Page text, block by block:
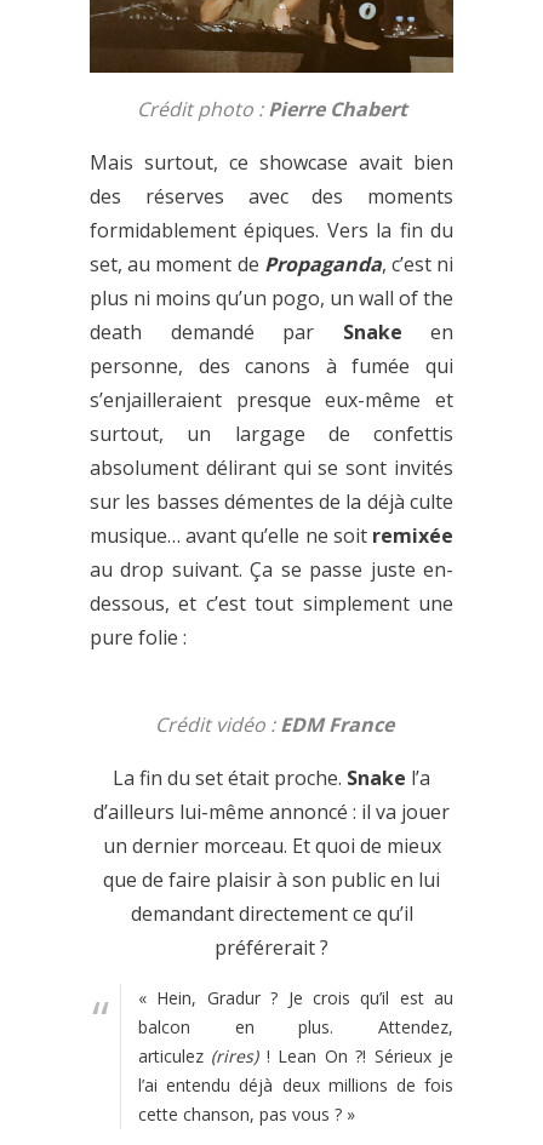
Crédit photo :Pierre Chabert
Mais surtout, ce showcase avait bien
des réserves avec des moments
formidablement épiques. Vers la fin du
set, au moment de Propaganda, c’est ni
plus ni moins qu’un pogo, un wall of the
death demandé par Snake en
personne, des canons à fumée qui
s’enjailleraient presque eux-même et
surtout, un largage de confettis
absolument délirant qui se sont invités
sur les basses démentes de la déjà culte
musique… avant qu’elle ne soit remixée
au drop suivant. Ça se passe juste en-
dessous, et c’est tout simplement une
pure folie :
Crédit vidéo :EDM France
La fin du set était proche. Snake l’a
d’ailleurs lui-même annoncé : il va jouer
un dernier morceau. Et quoi de mieux
que de faire plaisir à son public en lui
demandant directement ce qu’il
préférerait ?
« Hein, Gradur ? Je crois qu’il est au
balcon en plus. Attendez,
articulez (rires)! Lean On ?! Sérieux je
l’ai entendu déjà deux millions de fois
cette chanson, pas vous ? »